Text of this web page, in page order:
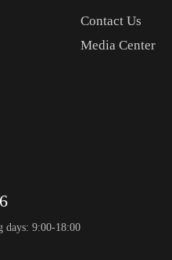
Contact Us
Media Center
days: 9:00-18:00